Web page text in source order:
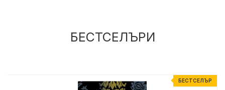
БЕСТСЕЛЪРИ
БЕСТСЕЛЪР